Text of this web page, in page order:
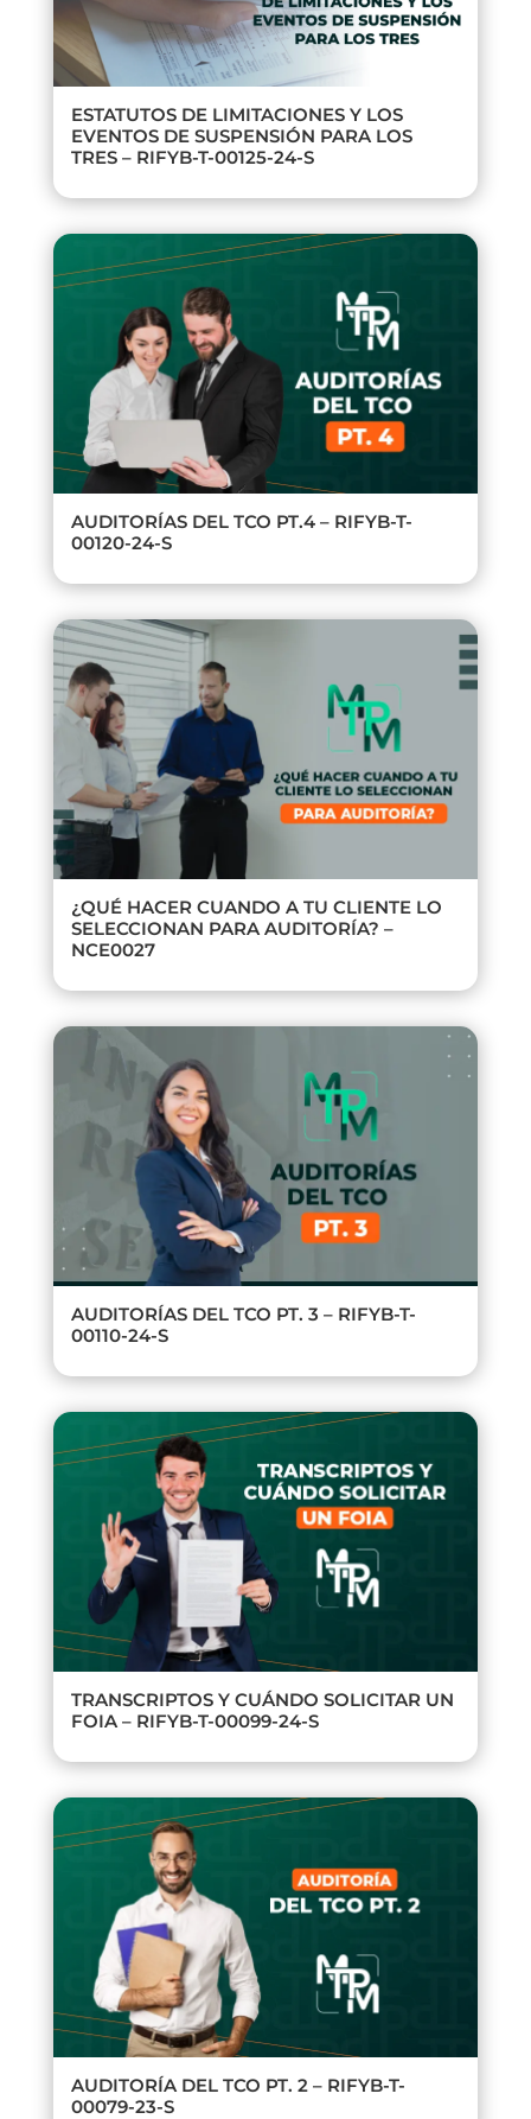
ESTATUTOS DE LIMITACIONES Y LOS
EVENTOS DE SUSPENSIÓN PARA LOS
TRES – RIFYB-T-00125-24-S
AUDITORÍAS DEL TCO PT.4 – RIFYB-T-
00120-24-S
¿QUÉ HACER CUANDO A TU CLIENTE LO
SELECCIONAN PARA AUDITORÍA? –
NCE0027
AUDITORÍAS DEL TCO PT. 3 – RIFYB-T-
00110-24-S
TRANSCRIPTOS Y CUÁNDO SOLICITAR UN
FOIA – RIFYB-T-00099-24-S
AUDITORÍA DEL TCO PT. 2 – RIFYB-T-
00079-23-S